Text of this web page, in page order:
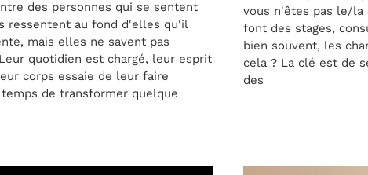
des personnes qui se sentent
ressentent au fond d'elles qu'il
mais elles ne savent pas
quotidien est chargé, leur esprit
corps essaie de leur faire
de transformer quelque
vous n'êtes pas le/la
font des stages,
bien souvent, les
cela ? La clé est de
des